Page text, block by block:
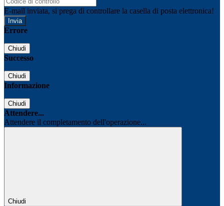
E-mail inviata, si prega di controllare la casella di posta elettronica!
Errore
Chiudi
Successo
Chiudi
Informazione
Chiudi
Attendere...
Attendere il completamento dell'operazione...
Chiudi